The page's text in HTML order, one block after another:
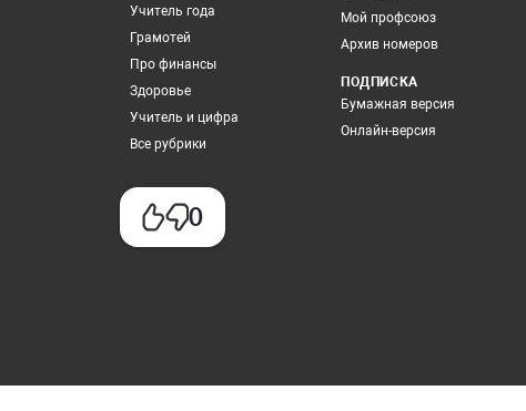
0
Учитель года
Грамотей
Про финансы
Здоровье
Учитель и цифра
Все рубрики
Мой профсоюз
Архив номеров
ПОДПИСКА
Бумажная версия
Онлайн-версия